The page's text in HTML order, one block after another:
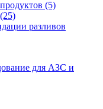
(5)
разливов